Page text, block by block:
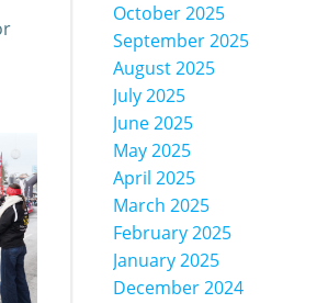
October 2025
September 2025
August 2025
July 2025
June 2025
May 2025
April 2025
March 2025
February 2025
January 2025
December 2024